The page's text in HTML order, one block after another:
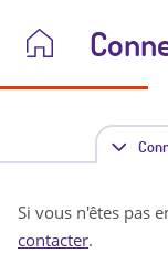
Si vous n'êtes pas
contacter.